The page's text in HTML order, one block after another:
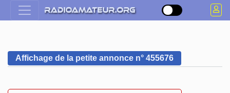
Affichage de la petite annonce n° 455676